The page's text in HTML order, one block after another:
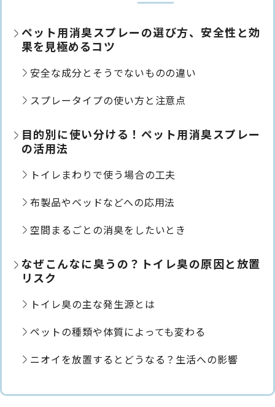
ペット用消臭スプレーの選び方、安全性と効
果を見極めるコツ
安全な成分とそうでないものの違い
スプレータイプの使い方と注意点
目的別に使い分ける！ペット用消臭スプレー
の活用法
トイレまわりで使う場合の工夫
布製品やベッドなどへの応用法
空間まるごとの消臭をしたいとき
なぜこんなに臭うの？トイレ臭の原因と放置
リスク
トイレ臭の主な発生源とは
ペットの種類や体質によっても変わる
ニオイを放置するとどうなる？生活への影響